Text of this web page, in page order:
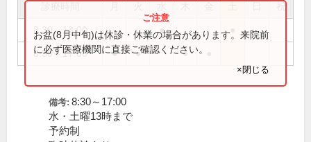
祝
8:30～13:00 ●
8:30～17:00 ● ● ●
お盆(8月中旬)は休診・休業の場合があります。来院前
に必ず医療機関に直接ご確認ください。
×閉じる
備考: 8:30～17:00
水・土曜13時まで
予約制